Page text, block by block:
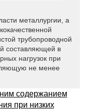
металлургии, а
трубопроводной
составляющей в
нагрузок при
не менее
содержанием
при низких